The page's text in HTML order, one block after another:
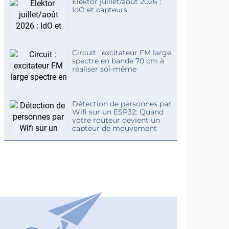
IdO et capteurs
Circuit : excitateur FM large
spectre en bande 70 cm à
réaliser soi-même
Détection de personnes par
Wifi sur un ESP32: Quand
votre routeur devient un
capteur de mouvement